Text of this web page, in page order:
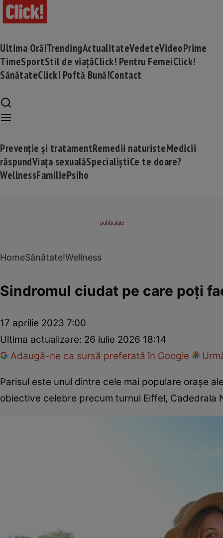
Ultima Oră!TrendingActualitateVedeteVideoPrime
TimeSportStil de viațăClick! Pentru FemeiClick!
SănătateClick! Poftă Bună!Contact
Prevenție și tratamentRemedii naturisteMedicii
răspundViața sexualăSpecialiștiCe te doare?
WellnessFamiliePsiho
HomeSănătate!Wellness
Sindromul ciudat pe care poți
17 aprilie 2023 7:00
Ultima actualizare: 26 iulie 2026 18:14
Adaugă-ne ca sursă preferată în Google
Parisul este unul dintre cele mai populare orașe
obiective celebre precum turnul Eiffel, Cadedrala